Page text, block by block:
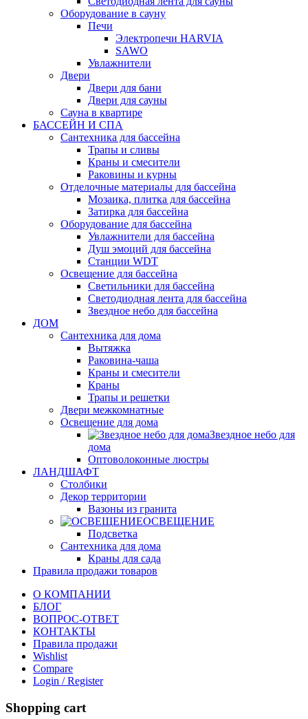
Оборудование в сауну
Печи
Электропечи HARVIA
SAWO
Увлажнители
Двери
Двери для бани
Двери для сауны
Сауна в квартире
БАССЕЙН И СПА
Сантехника для бассейна
Трапы и сливы
Краны и смесители
Раковины и курны
Отделочные материалы для бассейна
Мозаика, плитка для бассейна
Затирка для бассейна
Оборудование для бассейна
Увлажнители для бассейна
Душ эмоций для бассейна
Станции WDT
Освещение для бассейна
Светильники для бассейна
Светодиодная лента для бассейна
Звездное небо для бассейна
ДОМ
Сантехника для дома
Вытяжка
Раковина-чаша
Краны и смесители
Краны
Трапы и решетки
Двери межкомнатные
Освещение для дома
Звездное небо для
дома
Оптоволоконные люстры
ЛАНДШАФТ
Столбики
Декор территории
Вазоны из гранита
ОСВЕЩЕНИЕ
Подсветка
Сантехника для дома
Краны для сада
Правила продажи товаров
О КОМПАНИИ
БЛОГ
ВОПРОС-ОТВЕТ
КОНТАКТЫ
Правила продажи
Wishlist
Compare
Login / Register
Shopping cart